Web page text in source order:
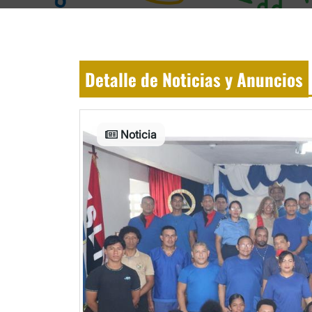
Detalle de Noticias y Anuncios
Noticia